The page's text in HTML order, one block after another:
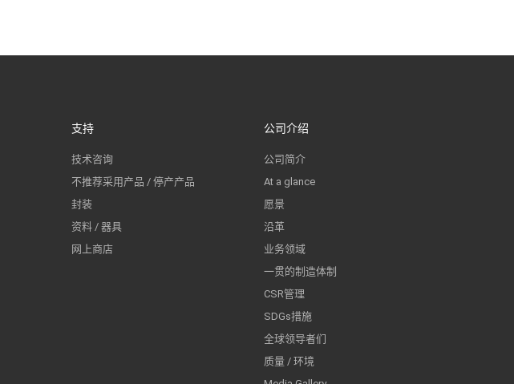
支持
技术咨询
不推荐采用产品 / 停产产品
封装
资料 / 器具
网上商店
公司介绍
公司简介
At a glance
愿景
沿革
业务领域
一贯的制造体制
CSR管理
SDGs措施
全球领导者们
质量 / 环境